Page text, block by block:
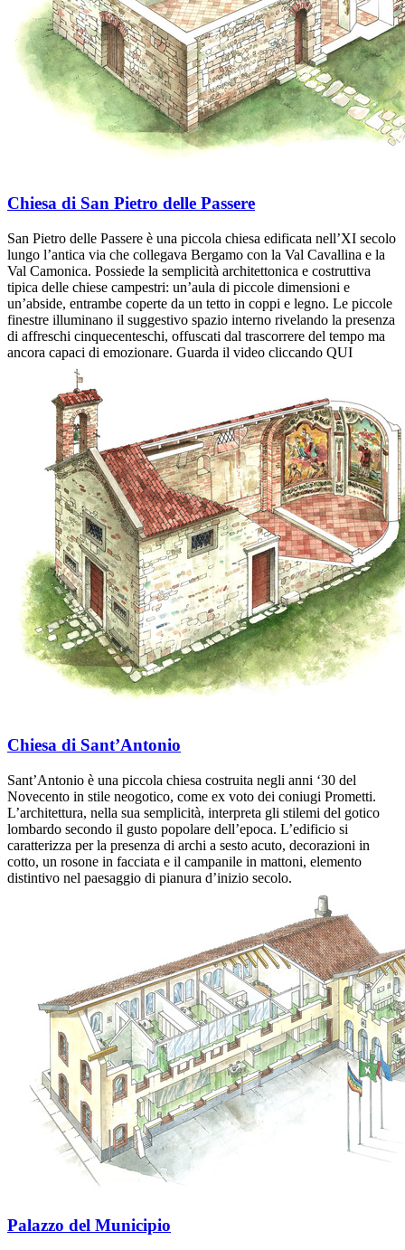
Chiesa di San Pietro delle Passere
San Pietro delle Passere è una piccola chiesa edificata nell’XI secolo
lungo l’antica via che collegava Bergamo con la Val Cavallina e la
Val Camonica. Possiede la semplicità architettonica e costruttiva
tipica delle chiese campestri: un’aula di piccole dimensioni e
un’abside, entrambe coperte da un tetto in coppi e legno. Le piccole
finestre illuminano il suggestivo spazio interno rivelando la presenza
di affreschi cinquecenteschi, offuscati dal trascorrere del tempo ma
ancora capaci di emozionare. Guarda il video cliccando QUI
Chiesa di Sant’Antonio
Sant’Antonio è una piccola chiesa costruita negli anni ‘30 del
Novecento in stile neogotico, come ex voto dei coniugi Prometti.
L’architettura, nella sua semplicità, interpreta gli stilemi del gotico
lombardo secondo il gusto popolare dell’epoca. L’edificio si
caratterizza per la presenza di archi a sesto acuto, decorazioni in
cotto, un rosone in facciata e il campanile in mattoni, elemento
distintivo nel paesaggio di pianura d’inizio secolo.
Palazzo del Municipio